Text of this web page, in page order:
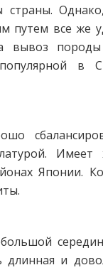
путем все же
вывоз
популярной
Имеет
Японии.
длинная и